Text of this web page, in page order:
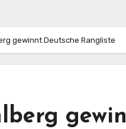
gewinnt Deutsche Rangliste